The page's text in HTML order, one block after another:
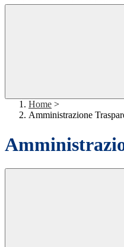
Home >
Amministrazione